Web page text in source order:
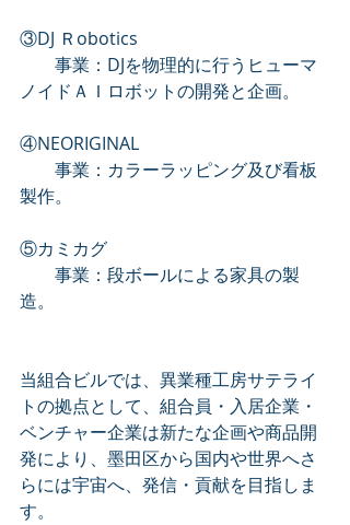
③DJ Ｒobotics
事業：DJを物理的に行うヒューマ
ノイドＡＩロボットの開発と企画。
④NEORIGINAL
事業：カラーラッピング及び看板
製作。
⑤カミカグ
事業：段ボールによる家具の製
造。
当組合ビルでは、異業種工房サテライ
トの拠点として、組合員・入居企業・
ベンチャー企業は新たな企画や商品開
発により、墨田区から国内や世界へさ
らには宇宙へ、発信・貢献を目指しま
す。